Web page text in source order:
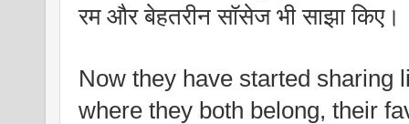
रम और बेहतरीन सॉसेज भी साझा किए।
Now they have started sharing
where they both belong, their